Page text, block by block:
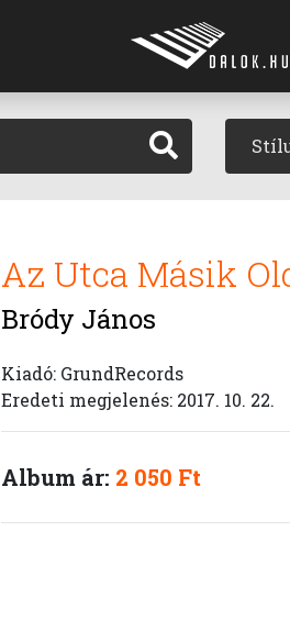
Az Utca Másik
Bródy János
Kiadó: GrundRecords
Eredeti megjelenés: 2017. 10. 22.
Album ár: 2 050 Ft